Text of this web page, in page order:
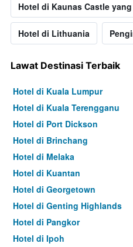
Hotel di Kaunas Castle
Hotel di Lithuania
Lawat Destinasi Terbaik
Hotel di Kuala Lumpur
Hotel di Kuala Terengganu
Hotel di Port Dickson
Hotel di Brinchang
Hotel di Melaka
Hotel di Kuantan
Hotel di Georgetown
Hotel di Genting Highlands
Hotel di Pangkor
Hotel di Ipoh